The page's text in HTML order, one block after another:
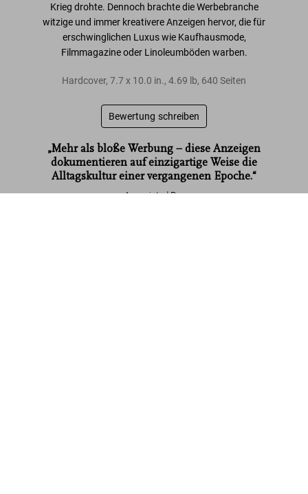
Krieg drohte. Dennoch brachte die Werbebranche
witzige und immer kreativere Anzeigen hervor, die für
erschwinglichen Luxuswie Kaufhausmode,
Filmmagazine oder Linoleumböden warben.
Hardcover, 7.7 x 10.0 in., 4.69 lb, 640 Seiten
Bewertung schreiben
„Mehr als bloße Werbung – diese Anzeigen
dokumentieren auf einzigartige Weise die
Alltagskultur einer vergangenen Epoche.“
Associated Press